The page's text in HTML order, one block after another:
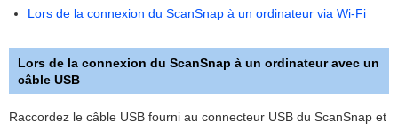
Lors de la connexion du ScanSnap à un ordinateur via Wi-Fi
Lors de la connexion du ScanSnap à un ordinateur avec un
câble USB
Raccordez le câble USB fourni au connecteur USB du ScanSnap et